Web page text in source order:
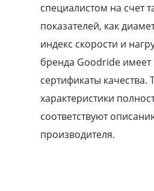
специалистом на счет
показателей, как
индекс скорости и
бренда Goodride
сертификаты качества.
характеристики
соответствуют
производителя.